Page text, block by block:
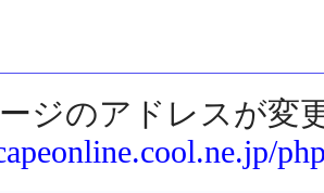
ジのアドレスが